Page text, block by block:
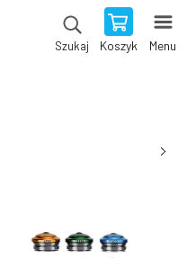
Szukaj Koszyk Menu